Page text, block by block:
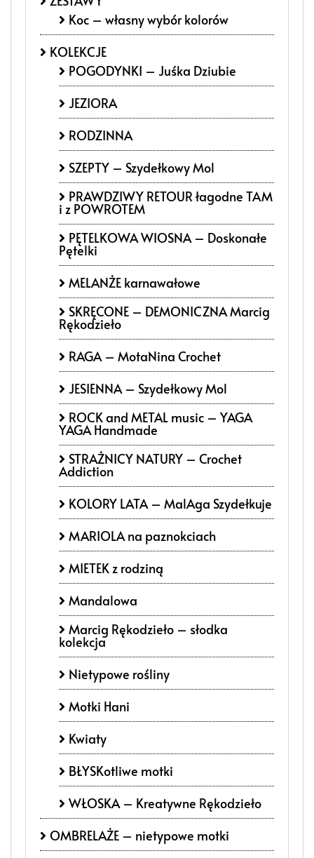
Koc – własny wybór kolorów
KOLEKCJE
POGODYNKI – Juśka Dziubie
JEZIORA
RODZINNA
SZEPTY – Szydełkowy Mol
PRAWDZIWY RETOUR łagodne TAM
i z POWROTEM
PĘTELKOWA WIOSNA – Doskonałe
Pętelki
MELANŻE karnawałowe
SKRĘCONE – DEMONICZNA Marcig
Rękodzieło
RAGA – MotaNina Crochet
JESIENNA – Szydełkowy Mol
ROCK and METAL music – YAGA
YAGA Handmade
STRAŻNICY NATURY – Crochet
Addiction
KOLORY LATA – MalAga Szydełkuje
MARIOLA na paznokciach
MIETEK z rodziną
Mandalowa
Marcig Rękodzieło – słodka
kolekcja
Nietypowe rośliny
Motki Hani
Kwiaty
BŁYSKotliwe motki
WŁOSKA – Kreatywne Rękodzieło
OMBRELAŻE – nietypowe motki